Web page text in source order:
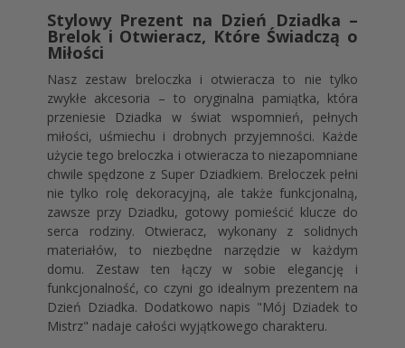
Stylowy Prezent na Dzień Dziadka –
Brelok i Otwieracz, Które Świadczą o
Miłości
Nasz zestaw breloczka i otwieracza to nie tylko
zwykłe akcesoria – to oryginalna pamiątka, która
przeniesie Dziadka w świat wspomnień, pełnych
miłości, uśmiechu i drobnych przyjemności. Każde
użycie tego breloczka i otwieracza to niezapomniane
chwile spędzone z Super Dziadkiem. Breloczek pełni
nie tylko rolę dekoracyjną, ale także funkcjonalną,
zawsze przy Dziadku, gotowy pomieścić klucze do
serca rodziny. Otwieracz, wykonany z solidnych
materiałów, to niezbędne narzędzie w każdym
domu. Zestaw ten łączy w sobie elegancję i
funkcjonalność, co czyni go idealnym prezentem na
Dzień Dziadka. Dodatkowo napis "Mój Dziadek to
Mistrz" nadaje całości wyjątkowego charakteru.